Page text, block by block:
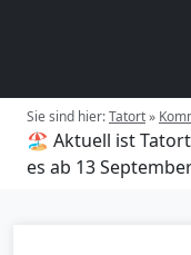
Sie sind hier:Tatort»
🏖️ Aktuell ist
es ab 13